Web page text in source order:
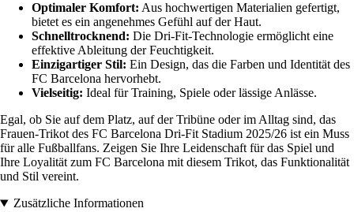
Optimaler Komfort: Aus hochwertigen Materialien gefertigt,
bietet es ein angenehmes Gefühl auf der Haut.
Schnelltrocknend: Die Dri-Fit-Technologie ermöglicht eine
effektive Ableitung der Feuchtigkeit.
Einzigartiger Stil: Ein Design, das die Farben und Identität des
FC Barcelona hervorhebt.
Vielseitig: Ideal für Training, Spiele oder lässige Anlässe.
Egal, ob Sie auf dem Platz, auf der Tribüne oder im Alltag sind, das
Frauen-Trikot des FC Barcelona Dri-Fit Stadium 2025/26 ist ein Muss
für alle Fußballfans. Zeigen Sie Ihre Leidenschaft für das Spiel und
Ihre Loyalität zum FC Barcelona mit diesem Trikot, das Funktionalität
und Stil vereint.
Zusätzliche Informationen